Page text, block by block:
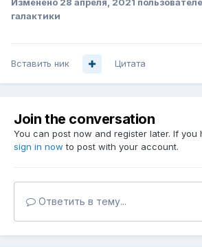
Изменено 28 апреля, 2021
галактики
Вставить ник Цитата
Join the conversation
You can post now and register later. If you
sign in now to post with your account.
Ответить в тему...